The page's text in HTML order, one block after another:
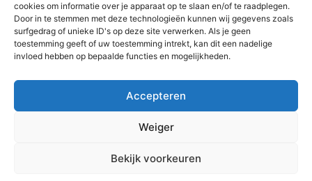
cookies om informatie over je apparaat op te slaan en/of te raadplegen.
Door in te stemmen met deze technologieën kunnen wij gegevens zoals
surfgedrag of unieke ID's op deze site verwerken. Als je geen
toestemming geeft of uw toestemming intrekt, kan dit een nadelige
invloed hebben op bepaalde functies en mogelijkheden.
Accepteren
Weiger
Bekijk voorkeuren
KVK: 42014621
Tarieven
© 2026 | Slotenmaker-maslocks.nl
Algemene voorwaarden